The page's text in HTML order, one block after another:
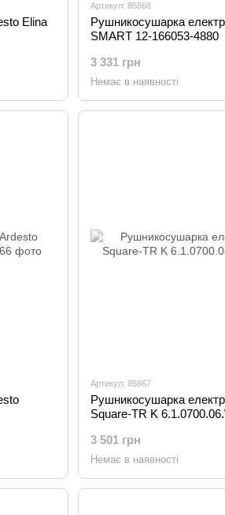
Elina
Артикул: 85868
Рушникосушарка
SMART 12-166053-4880
3 331 грн
Немає в наявності
Артикул: 85867
Рушникосушарка
Square-TR K
3 501 грн
Немає в наявності